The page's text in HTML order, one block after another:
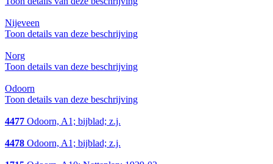
Nijeveen
Toon details van deze beschrijving
Norg
Toon details van deze beschrijving
Odoorn
Toon details van deze beschrijving
4477 Odoorn, A1; bijblad; z.j.
4478 Odoorn, A1; bijblad; z.j.